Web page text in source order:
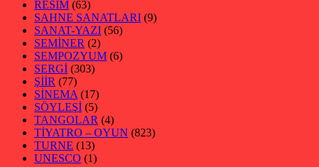
RESİM (63)
SAHNE SANATLARI (9)
SANAT-YAZI (56)
SEMİNER (2)
SEMPOZYUM (6)
SERGİ (303)
ŞİİR (77)
SİNEMA (17)
SÖYLEŞİ (5)
TANGOLAR (4)
TİYATRO – OYUN (823)
TURNE (13)
UNESCO (1)